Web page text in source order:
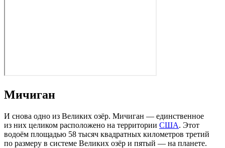
Мичиган
И снова одно из Великих озёр. Мичиган — единственное
из них целиком расположено на территории США. Этот
водоём площадью 58 тысяч квадратных километров третий
по размеру в системе Великих озёр и пятый — на планете.